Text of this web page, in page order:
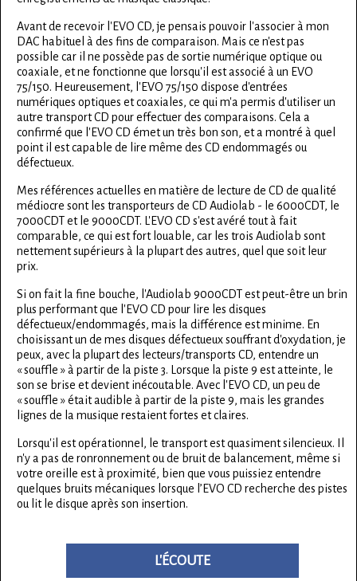
Avant de recevoir l'EVO CD, je pensais pouvoir l'associer à mon
DAC habituel à des fins de comparaison. Mais ce n'est pas
possible car il ne possède pas de sortie numérique optique ou
coaxiale, et ne fonctionne que lorsqu'il est associé à un EVO
75/150. Heureusement, l'EVO 75/150 dispose d'entrées
numériques optiques et coaxiales, ce qui m'a permis d'utiliser un
autre transport CD pour effectuer des comparaisons. Cela a
confirmé que l'EVO CD émet un très bon son, et a montré à quel
point il est capable de lire même des CD endommagés ou
défectueux.
Mes références actuelles en matière de lecture de CD de qualité
médiocre sont les transporteurs de CD Audiolab - le 6000CDT, le
7000CDT et le 9000CDT. L'EVO CD s'est avéré tout à fait
comparable, ce qui est fort louable, car les trois Audiolab sont
nettement supérieurs à la plupart des autres, quel que soit leur
prix.
Si on fait la fine bouche, l'Audiolab 9000CDT est peut-être un brin
plus performant que l'EVO CD pour lire les disques
défectueux/endommagés, mais la différence est minime. En
choisissant un de mes disques défectueux souffrant d'oxydation, je
peux, avec la plupart des lecteurs/transports CD, entendre un
« souffle » à partir de la piste 3. Lorsque la piste 9 est atteinte, le
son se brise et devient inécoutable. Avec l'EVO CD, un peu de
« souffle » était audible à partir de la piste 9, mais les grandes
lignes de la musique restaient fortes et claires.
Lorsqu'il est opérationnel, le transport est quasiment silencieux. Il
n'y a pas de ronronnement ou de bruit de balancement, même si
votre oreille est à proximité, bien que vous puissiez entendre
quelques bruits mécaniques lorsque l’EVO CD recherche des pistes
ou lit le disque après son insertion.
L'ÉCOUTE